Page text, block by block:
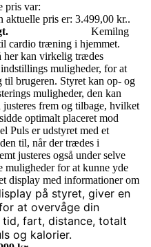
pris var:
aktuelle pris er: 3.499,00 kr..
Fri Fragt.
Kemilng
cardio træning i hjemmet.
her kan virkelig trædes
muligheder, for at
til brugeren. Styret kan op- og
muligheder, den kan
frem og tilbage, hvilket
optimalt placeret mod
Puls er udstyret med et
til, når der trædes i
justeres også under selve
for at kunne yde
display med informationer om
på styret, giver en
at overvåge din
fart, distance, totalt
og kalorier.